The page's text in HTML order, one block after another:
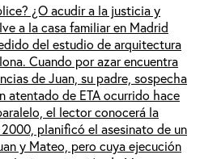
¿O acudir a la justicia y
a la casa familiar en Madrid
del estudio de arquitectura
Cuando por azar encuentra
de Juan, su padre, sospecha
atentado de ETA ocurrido hace
el lector conocerá la
planificó el asesinato de un
y Mateo, pero cuya ejecución